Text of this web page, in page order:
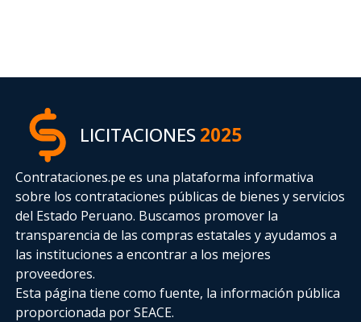
LICITACIONES2025
Contrataciones.pe es una plataforma informativa
sobre los contrataciones públicas de bienes y servicios
del Estado Peruano. Buscamos promover la
transparencia de las compras estatalesy ayudamos a
las instituciones a encontrar a los mejores
proveedores.
Esta página tiene como fuente, la información pública
proporcionada por SEACE.